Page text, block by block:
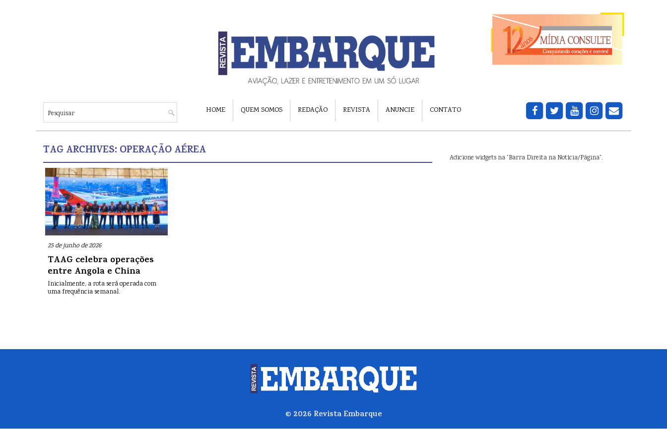
HOME QUEM SOMOS REDAÇÃO REVISTA ANUNCIE CONTATO
TAG ARCHIVES: OPERAÇÃO AÉREA
25 de junho de 2026
TAAG celebra operações
entre Angola e China
Inicialmente, a rota será operada com
uma frequência semanal.
Adicione widgets na "Barra Direita na Notícia/Página".
© 2026 Revista Embarque